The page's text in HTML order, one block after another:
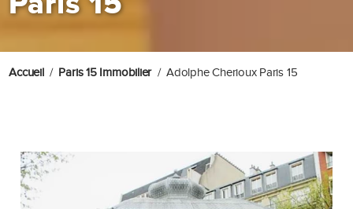
Accueil Paris 15 Immobilier Adolphe Cherioux Paris 15